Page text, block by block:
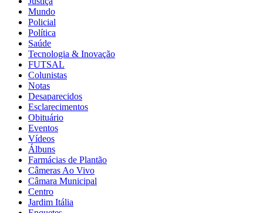
Mundo
Policial
Política
Saúde
Tecnologia & Inovação
FUTSAL
Colunistas
Notas
Desaparecidos
Esclarecimentos
Obituário
Eventos
Vídeos
Álbuns
Farmácias de Plantão
Câmeras Ao Vivo
Câmara Municipal
Centro
Jardim Itália